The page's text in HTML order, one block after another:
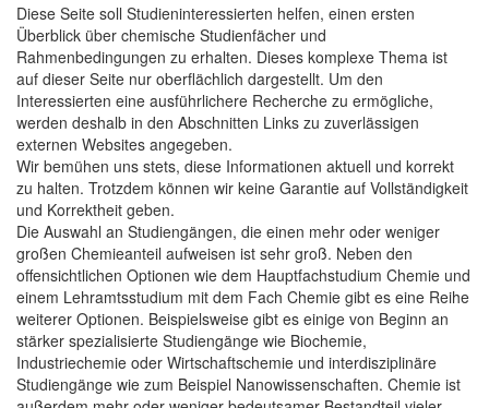
Diese Seite soll Studieninteressierten helfen, einen ersten
Überblick über chemische Studienfächer und
Rahmenbedingungen zu erhalten. Dieses komplexe Thema ist
auf dieser Seite nur oberflächlich dargestellt. Um den
Interessierten eine ausführlichere Recherche zu ermögliche,
werden deshalb in den Abschnitten Links zu zuverlässigen
externen Websites angegeben.
Wir bemühen uns stets, diese Informationen aktuell und korrekt
zu halten. Trotzdem können wir keine Garantie auf Vollständigkeit
und Korrektheit geben.
Die Auswahl an Studiengängen, die einen mehr oder weniger
großen Chemieanteil aufweisen ist sehr groß. Neben den
offensichtlichen Optionen wie dem Hauptfachstudium Chemie und
einem Lehramtsstudium mit dem Fach Chemie gibt es eine Reihe
weiterer Optionen. Beispielsweise gibt es einige von Beginn an
stärker spezialisierte Studiengänge wie Biochemie,
Industriechemie oder Wirtschaftschemie und interdisziplinäre
Studiengänge wie zum Beispiel Nanowissenschaften. Chemie ist